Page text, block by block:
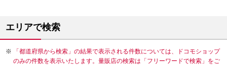
エリアで検索
「都道府県から検索」の結果で表示される件数については、ドコモショップ
のみの件数を表示いたします。量販店の検索は「フリーワードで検索」をご